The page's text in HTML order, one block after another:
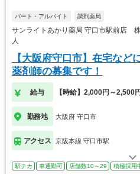
パート・アルバイト 調剤薬局
サンライトあかり薬局 守口市駅前店
人
【大阪府守口市】在宅など
薬剤師の募集です！
給与 【時給】2,000円～2,500
勤務地 大阪府 守口市
アクセス 京阪本線 守口市駅
駅チカ 車通勤可 店舗数10～29 積極採用